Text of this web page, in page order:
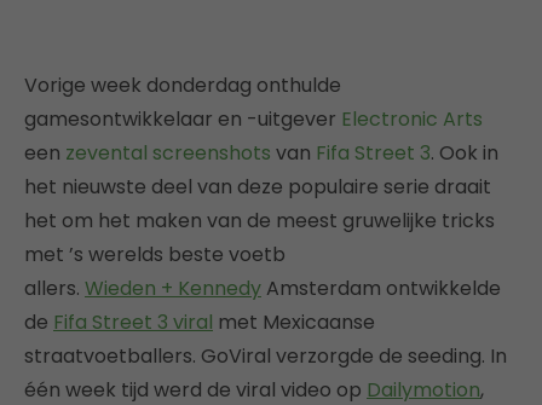
Vorige week donderdag onthulde
gamesontwikkelaar en -uitgever Electronic Arts
een zevental screenshots van Fifa Street 3. Ook in
het nieuwste deel van deze populaire serie draait
het om het maken van de meest gruwelijke tricks
met ’s werelds beste voetb
allers. Wieden + Kennedy Amsterdam ontwikkelde
de Fifa Street 3 viral met Mexicaanse
straatvoetballers. GoViral verzorgde de seeding. In
één week tijd werd de viral video op Dailymotion,